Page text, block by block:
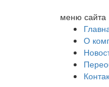
меню сайта
О